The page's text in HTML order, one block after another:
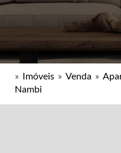
» Imóveis » Venda »
Nambi